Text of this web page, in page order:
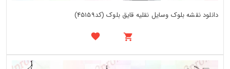
دانلود نقشه بلوک وسایل نقلیه قایق بلوک (کد45159)